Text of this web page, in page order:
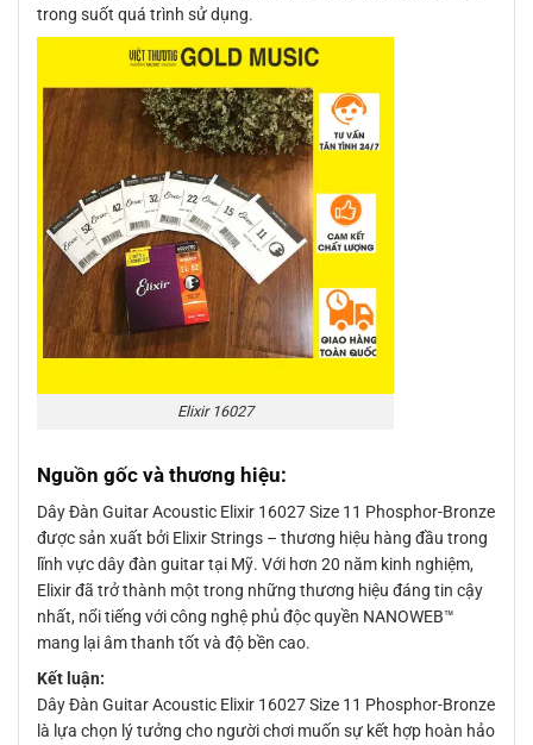
trong suốt quá trình sử dụng.
Elixir 16027
Nguồn gốc và thương hiệu:
Dây Đàn Guitar Acoustic Elixir 16027 Size 11 Phosphor-Bronze
được sản xuất bởi Elixir Strings – thương hiệu hàng đầu trong
lĩnh vực dây đàn guitar tại Mỹ. Với hơn 20 năm kinh nghiệm,
Elixir đã trở thành một trong những thương hiệu đáng tin cậy
nhất, nổi tiếng với công nghệ phủ độc quyền NANOWEB™
mang lại âm thanh tốt và độ bền cao.
Kết luận:
Dây Đàn Guitar Acoustic Elixir 16027 Size 11 Phosphor-Bronze
là lựa chọn lý tưởng cho người chơi muốn sự kết hợp hoàn hảo